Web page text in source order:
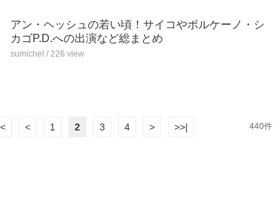
アン・ヘッシュの若い頃！サイコやボルケーノ・シ
カゴP.D.への出演など総まとめ
sumichel / 226 view
< 1 2 3 4 > >>| 440件